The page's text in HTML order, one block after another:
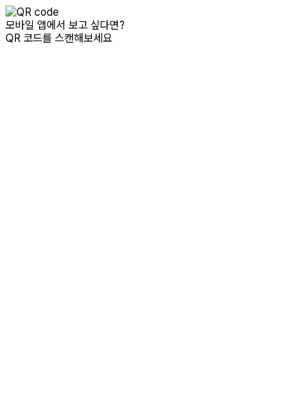
모바일 앱에서 보고 싶다면?
QR 코드를 스캔해보세요